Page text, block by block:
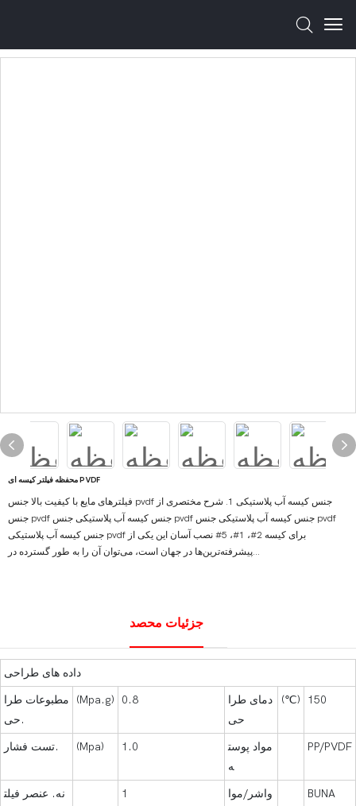
محفظه فیلتر کیسه ای PVDF
فیلترهای مایع با کیفیت بالا جنس pvdf جنس کیسه آب پلاستیکی 1. شرح مختصری از
جنس pvdf جنس کیسه آب پلاستیکی جنس pvdf جنس کیسه آب پلاستیکی جنس pvdf
جنس کیسه آب پلاستیکی pvdf برای کیسه 2#، 1#، 5# نصب آسان این یکی از
پیشرفته‌ترین‌ها در جهان است، می‌توان آن را به طور گسترده در...
جزئیات محصد
داده های طراحی
مطبوعات طرا
حی.
(Mpa.g) 0.8
دمای طرا
حی
(℃) 150
تست فشار. (Mpa) 1.0
مواد پوست
ه
PP/PVDF
نه. عنصر فیلت
1
واشر/موا
BUNA